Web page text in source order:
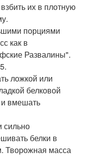
их в плотную
порциями
как в
Развалины".
ложкой или
белковой
вмешать
сильно
белки в
Творожная масса